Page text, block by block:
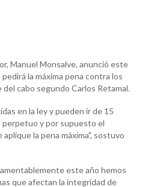
Manuel Monsalve, anunció este
la máxima pena contra los
cabo segundo Carlos Retamal.
en la ley y pueden ir de 15
perpetuo y por supuesto el
la pena máxima", sostuvo
este año hemos
que afectan la integridad de